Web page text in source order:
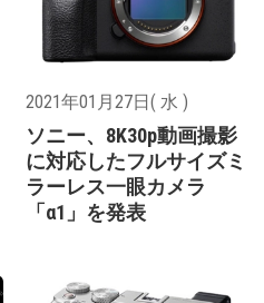
2021年01月27日( 水 )
ソニー、8K30p動画撮影
に対応したフルサイズミ
ラーレス一眼カメラ
「α1」を発表